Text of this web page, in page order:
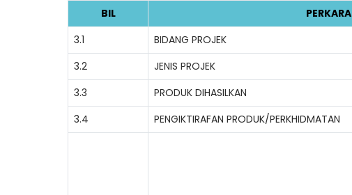
BIL
PERKARA
3.1
BIDANG PROJEK
3.2
JENIS PROJEK
3.3
PRODUK DIHASILKAN
3.4
PENGIKTIRAFAN PRODUK/PERKHIDMATAN